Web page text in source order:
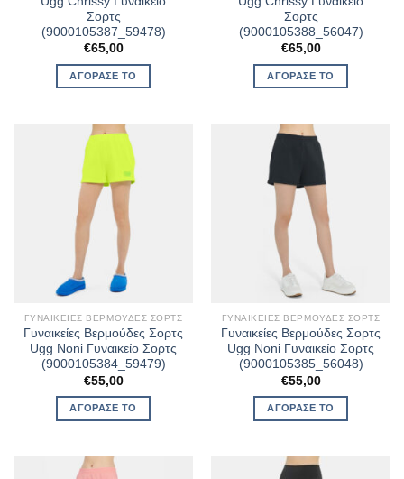
Σορτς
(9000105387_59478)
€65,00
ΑΓΌΡΑΣΈ ΤΟ
Σορτς
(9000105388_56047)
€65,00
ΑΓΌΡΑΣΈ ΤΟ
ΓΥΝΑΙΚΕΊΕΣ ΒΕΡΜΟΎΔΕΣ ΣΟΡΤΣ
Γυναικείες Βερμούδες Σορτς
Ugg Noni Γυναικείο Σορτς
(9000105384_59479)
€55,00
ΑΓΌΡΑΣΈ ΤΟ
ΓΥΝΑΙΚΕΊΕΣ ΒΕΡΜΟΎΔΕΣ ΣΟΡΤΣ
Γυναικείες Βερμούδες Σορτς
Ugg Noni Γυναικείο Σορτς
(9000105385_56048)
€55,00
ΑΓΌΡΑΣΈ ΤΟ